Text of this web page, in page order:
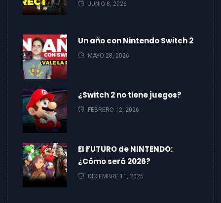
JUNIO 8, 2026
Un año con Nintendo Switch 2
MAYO 28, 2026
¿Switch 2 no tiene juegos?
FEBRERO 12, 2026
El FUTURO de NINTENDO:
¿Cómo será 2026?
DICIEMBRE 11, 2025